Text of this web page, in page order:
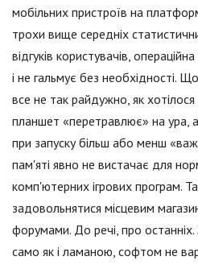
мобільних пристроїв на
трохи вище середніх
відгуків користувачів,
і не гальмує без необхідності.
все не так райдужно, як
планшет «перетравлює» на ура,
при запуску більш або менш
пам'яті явно не вистачає для
комп'ютерних ігрових програм.
задовольнятися місцевим
форумами. До речі, про
само як і ламаною, софтом не